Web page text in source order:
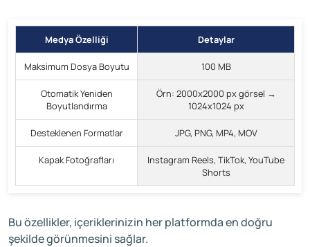
Medya Özelliği Detaylar
Maksimum Dosya Boyutu 100 MB
Otomatik Yeniden
Boyutlandırma
Örn: 2000x2000 px görsel →
1024x1024 px
Desteklenen Formatlar JPG, PNG, MP4, MOV
Kapak Fotoğrafları
Instagram Reels, TikTok, YouTube
Shorts
Bu özellikler, içeriklerinizin her platformda en doğru
şekilde görünmesini sağlar.